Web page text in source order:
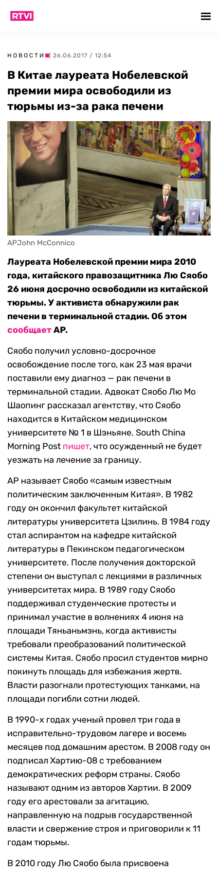
НОВОСТИ | 26.06.2017 / 12:54
В Китае лауреата Нобелевской
премии мира освободили из
тюрьмы из-за рака печени
APJohn McConnico
Лауреата Нобелевской премии мира 2010
года, китайского правозащитника Лю Сяобо
26 июня досрочно освободили из китайской
тюрьмы. У активиста обнаружили рак
печени в терминальной стадии. Об этом
сообщаетAP.
Сяобо получил условно-досрочное
освобождение после того, как 23 мая врачи
поставили ему диагноз — рак печени в
терминальной стадии. Адвокат Сяобо Лю Мо
Шаопинг рассказал агентству, что Сяобо
находится в Китайском медицинском
университете № 1 в Шэньяне. South China
Morning Post пишет, что осужденный не будет
уезжать на лечение за границу.
AP называет Сяобо «самым известным
политическим заключенным Китая». В 1982
году он окончил факультет китайской
литературы университета Цзилинь. В 1984 году
стал аспирантом на кафедре китайской
литературы в Пекинском педагогическом
университете. После получения докторской
степени он выступал с лекциями в различных
университетах мира. В 1989 году Сяобо
поддерживал студенческие протесты и
принимал участие в волнениях 4 июня на
площади Тяньаньмэнь, когда активисты
требовали преобразований политической
системы Китая. Сяобо просил студентов мирно
покинуть площадь для избежания жертв.
Власти разогнали протестующих танками, на
площади погибли сотни людей.
В 1990-х годах ученый провел три года в
исправительно-трудовом лагере и восемь
месяцев под домашним арестом. В 2008 году он
подписал Хартию-08 c требованием
демократических реформ страны. Сяобо
называют одним из авторов Хартии. В 2009
году его арестовали за агитацию,
направленную на подрыв государственной
власти и свержение строя и приговорили к 11
годам тюрьмы.
В 2010 году Лю Сяобо была присвоена